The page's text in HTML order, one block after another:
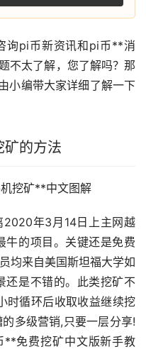
询pi币新资讯和pi币**消
不太了解，您了解吗？那
小编带大家详细了解一下
矿的方法
挖矿**中文图解
年3月14日上主网越
牛的项目。关键还是免费
均来自美国斯坦福大学如
是不错的。此类挖矿不
时循环后收取收益继续挖
多级营销,只要一层分享!
**免费挖矿中文版新手教